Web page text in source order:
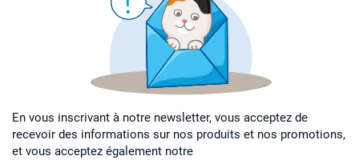
En vous inscrivant à notre newsletter, vous acceptez de
recevoir des informations sur nos produits et nos promotions,
et vous acceptez également notre